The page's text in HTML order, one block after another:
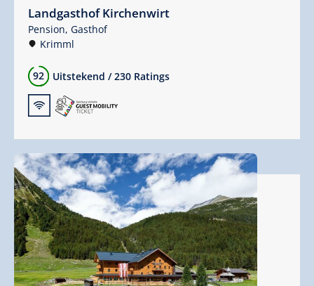
Landgasthof Kirchenwirt
Pension, Gasthof
Krimml
92 Uitstekend / 230 Ratings
🜉